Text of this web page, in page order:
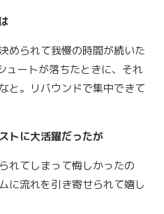
められて我慢の時間が続いた
ュートが落ちたときに、それ
と。リバウンドで集中できて
トに大活躍だったが
れてしまって悔しかったの
に流れを引き寄せられて嬉し